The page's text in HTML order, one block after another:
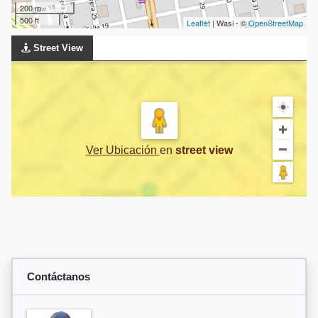
200 m
500 ft
Leaflet | Wasi - ©OpenStreetMap
Street View
Ver Ubicación en street view
Contáctanos